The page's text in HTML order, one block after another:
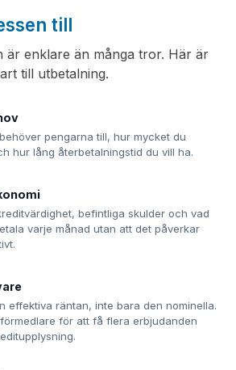
till
är enklare än många tror. Här är
till utbetalning.
pengarna till, hur mycket du
hur lång återbetalningstid du vill ha.
befintliga skulder och vad
varje månad utan att det påverkar
effektiva räntan, inte bara den nominella.
för att få flera erbjudanden